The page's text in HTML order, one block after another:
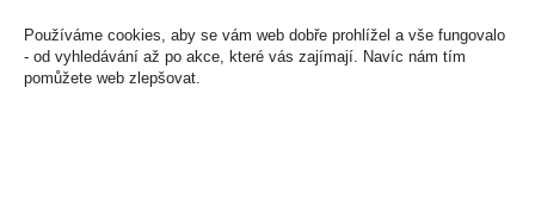
Používáme cookies, aby se vám web dobře prohlížel a vše fungovalo
- od vyhledávání až po akce, které vás zajímají. Navíc nám tím
pomůžete web zlepšovat.